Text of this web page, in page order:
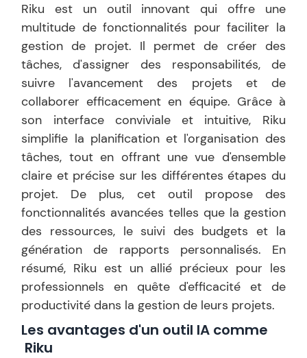
Riku est un outil innovant qui offre une
multitude de fonctionnalités pour faciliter la
gestion de projet. Il permet de créer des
tâches, d'assigner des responsabilités, de
suivre l'avancement des projets et de
collaborer efficacement en équipe. Grâce à
son interface conviviale et intuitive, Riku
simplifie la planification et l'organisation des
tâches, tout en offrant une vue d'ensemble
claire et précise sur les différentes étapes du
projet. De plus, cet outil propose des
fonctionnalités avancées telles que la gestion
des ressources, le suivi des budgets et la
génération de rapports personnalisés. En
résumé, Riku est un allié précieux pour les
professionnels en quête d'efficacité et de
productivité dans la gestion de leurs projets.
Les avantages d'un outil IA comme
Riku